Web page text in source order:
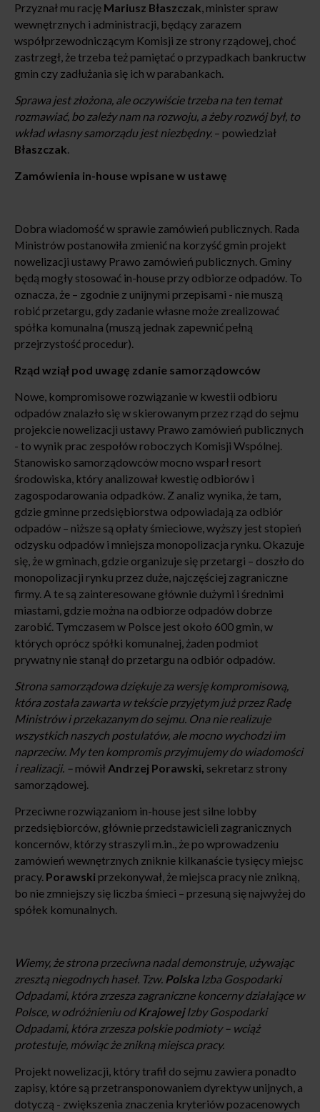
Przyznał mu rację Mariusz Błaszczak, minister spraw
wewnętrznych i administracji, będący zarazem
współprzewodniczącym Komisji ze strony rządowej, choć
zastrzegł, że trzeba też pamiętać o przypadkach bankructw
gmin czy zadłużania się ich w parabankach.
Sprawa jest złożona, ale oczywiście trzeba na ten temat
rozmawiać, bo zależy nam na rozwoju, a żeby rozwój był, to
wkład własny samorządu jest niezbędny. – powiedział
Błaszczak.
Zamówienia in-house wpisane w ustawę
Dobra wiadomość w sprawie zamówień publicznych. Rada
Ministrów postanowiła zmienić na korzyść gmin projekt
nowelizacji ustawy Prawo zamówień publicznych. Gminy
będą mogły stosować in-house przy odbiorze odpadów. To
oznacza, że – zgodnie z unijnymi przepisami - nie muszą
robić przetargu, gdy zadanie własne może zrealizować
spółka komunalna (muszą jednak zapewnić pełną
przejrzystość procedur).
Rząd wziął pod uwagę zdanie samorządowców
Nowe, kompromisowe rozwiązanie w kwestii odbioru
odpadów znalazło się w skierowanym przez rząd do sejmu
projekcie nowelizacji ustawy Prawo zamówień publicznych
- to wynik prac zespołów roboczych Komisji Wspólnej.
Stanowisko samorządowców mocno wsparł resort
środowiska, który analizował kwestię odbiorów i
zagospodarowania odpadków. Z analiz wynika, że tam,
gdzie gminne przedsiębiorstwa odpowiadają za odbiór
odpadów – niższe są opłaty śmieciowe, wyższy jest stopień
odzysku odpadów i mniejsza monopolizacja rynku. Okazuje
się, że w gminach, gdzie organizuje się przetargi – doszło do
monopolizacji rynku przez duże, najczęściej zagraniczne
firmy. A te są zainteresowane głównie dużymi i średnimi
miastami, gdzie można na odbiorze odpadów dobrze
zarobić. Tymczasem w Polsce jest około 600 gmin, w
których oprócz spółki komunalnej, żaden podmiot
prywatny nie stanął do przetargu na odbiór odpadów.
Strona samorządowa dziękuje za wersję kompromisową,
która została zawarta w tekście przyjętym już przez Radę
Ministrów i przekazanym do sejmu. Ona nie realizuje
wszystkich naszych postulatów, ale mocno wychodzi im
naprzeciw. My ten kompromis przyjmujemy do wiadomości
i realizacji. – mówił Andrzej Porawski, sekretarz strony
samorządowej.
Przeciwne rozwiązaniom in-house jest silne lobby
przedsiębiorców, głównie przedstawicieli zagranicznych
koncernów, którzy straszyli m.in., że po wprowadzeniu
zamówień wewnętrznych zniknie kilkanaście tysięcy miejsc
pracy. Porawski przekonywał, że miejsca pracy nie znikną,
bo nie zmniejszy się liczba śmieci – przesuną się najwyżej do
spółek komunalnych.
Wiemy, że strona przeciwna nadal demonstruje, używając
zresztą niegodnych haseł. Tzw. PolskaIzba Gospodarki
Odpadami, która zrzesza zagraniczne koncerny działające w
Polsce, w odróżnieniu odKrajowejIzby Gospodarki
Odpadami, która zrzesza polskie podmioty – wciąż
protestuje, mówiąc że znikną miejsca pracy.
Projekt nowelizacji, który trafił do sejmu zawiera ponadto
zapisy, które są przetransponowaniem dyrektyw unijnych, a
dotyczą - zwiększenia znaczenia kryteriów pozacenowych